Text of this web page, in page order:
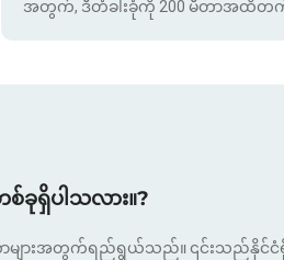
အတွက်, ဒီတံခါးခုံကို 200 မီတာအထိတ
ခုရှိပါသလား။?
ျားအတွက်ရည်ရွယ်သည်။ ၎င်းသည်နိုင်ငံ